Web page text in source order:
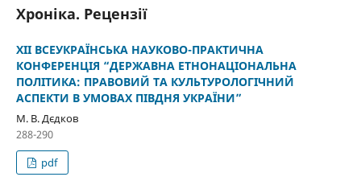
Хроніка. Рецензії
ХІІ ВСЕУКРАЇНСЬКА НАУКОВО-ПРАКТИЧНА
КОНФЕРЕНЦІЯ “ДЕРЖАВНА ЕТНОНАЦІОНАЛЬНА
ПОЛІТИКА: ПРАВОВИЙ ТА КУЛЬТУРОЛОГІЧНИЙ
АСПЕКТИ В УМОВАХ ПІВДНЯ УКРАЇНИ”
М. В. Дєдков
288-290
pdf